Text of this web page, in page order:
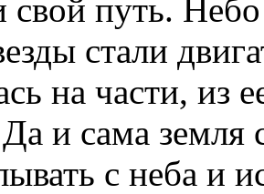
свой путь.
стали
на части, из
и сама земля
с неба и